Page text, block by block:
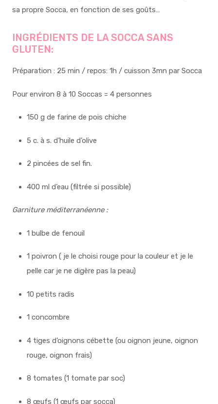
sa propre Socca, en fonction de ses goûts…
INGRÉDIENTS DE LA SOCCA SANS
GLUTEN:
Préparation : 25 min / repos: 1h / cuisson 3mn par Socca
Pour environ 8 à 10 Soccas = 4 personnes
150 g de farine de pois chiche
5 c. à s. d’huile d’olive
2 pincées de sel fin.
400 ml d’eau (filtrée si possible)
Garniture méditerranéenne :
1 bulbe de fenouil
1 poivron ( je le choisi rouge pour la couleur et je le
pelle car je ne digère pas la peau)
10 petits radis
1 concombre
4 tiges d’oignons cébette (ou oignon jeune, oignon
rouge, oignon frais)
8 tomates (1 tomate par soc)
8 œufs (1 œufs par socca)